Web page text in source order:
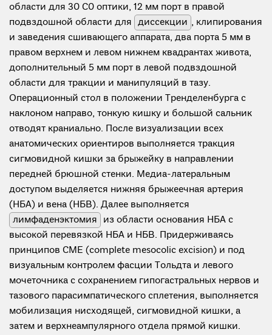
области для 30 С0 оптики, 12 мм порт в правой
подвздошной области для диссекции , клипирования
и заведения сшивающего аппарата, два порта 5 мм в
правом верхнем и левом нижнем квадрантах живота,
дополнительный 5 мм порт в левой подвздошной
области для тракции и манипуляций в тазу.
Операционный стол в положении Тренделенбурга с
наклоном направо, тонкую кишку и большой сальник
отводят краниально. После визуализации всех
анатомических ориентиров выполняется тракция
сигмовидной кишки за брыжейку в направлении
передней брюшной стенки. Медиа-латеральным
доступом выделяется нижняя брыжеечная артерия
(НБА) и вена (НБВ). Далее выполняется
лимфаденэктомия из области основания НБА с
высокой перевязкой НБА и НБВ. Придерживаясь
принципов CME (complete mesocolic excision) и под
визуальным контролем фасции Тольдта и левого
мочеточника с сохранением гипогастральных нервов и
тазового парасимпатического сплетения, выполняется
мобилизация нисходящей, сигмовидной кишки, а
затем и верхнеампулярного отдела прямой кишки.